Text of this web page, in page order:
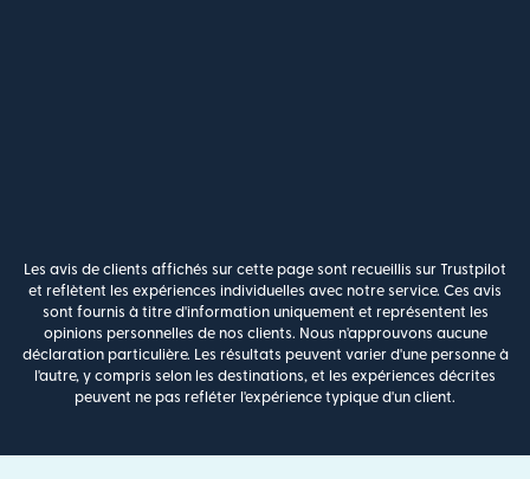
Les avis de clients affichés sur cette page sont recueillis sur Trustpilot
et reflètent les expériences individuelles avec notre service. Ces avis
sont fournis à titre d'information uniquement et représentent les
opinions personnelles de nos clients. Nous n'approuvons aucune
déclaration particulière. Les résultats peuvent varier d'une personne à
l'autre, y compris selon les destinations, et les expériences décrites
peuvent ne pas refléter l'expérience typique d'un client.